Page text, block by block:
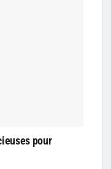
pour